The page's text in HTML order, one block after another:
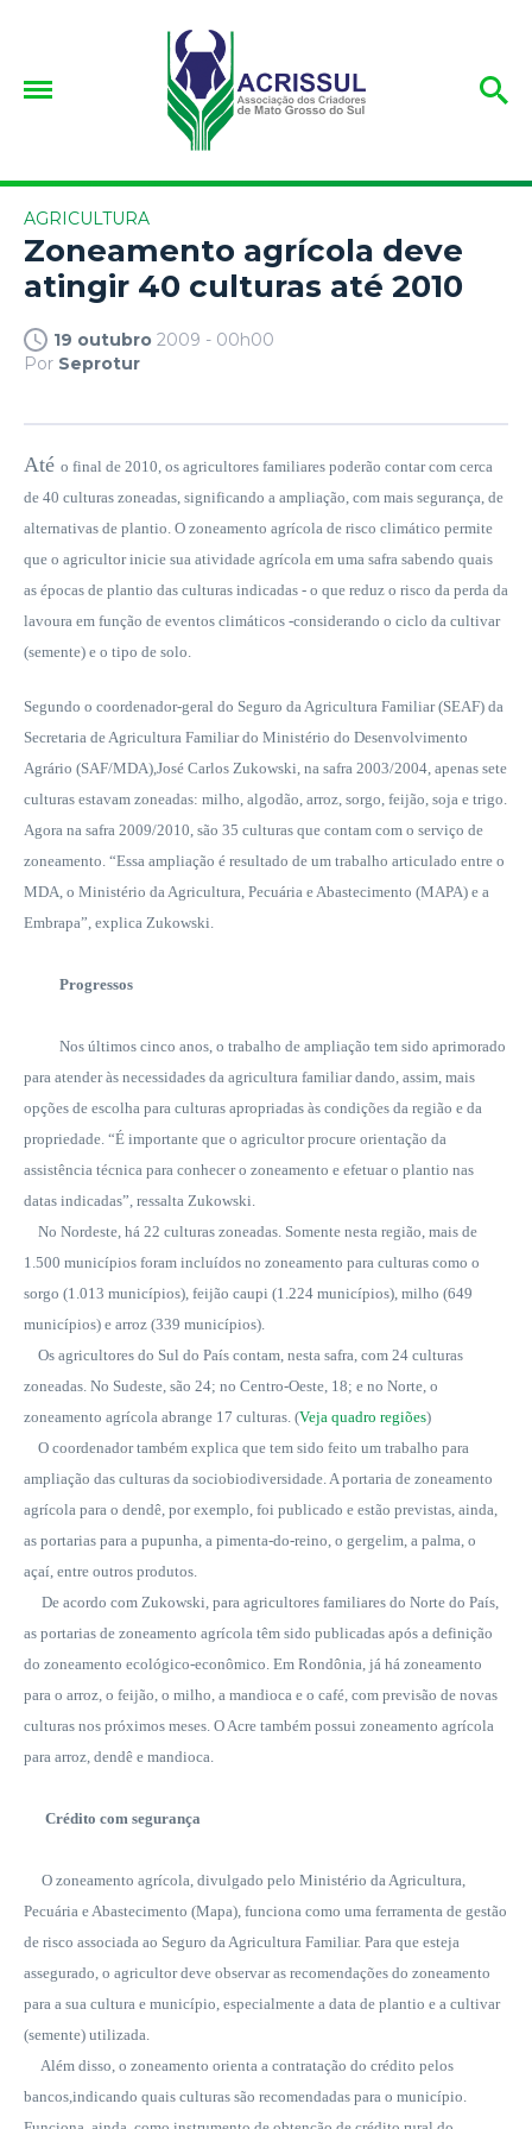
AGRICULTURA
Zoneamento agrícola deve
atingir 40 culturas até 2010
19 outubro 2009 - 00h00
Por Seprotur
Até o final de 2010, os agricultores familiares poderão contar com cerca
de 40 culturas zoneadas, significando a ampliação, com mais segurança, de
alternativas de plantio. O zoneamento agrícola de risco climático permite
que o agricultor inicie sua atividade agrícola em uma safra sabendo quais
as épocas de plantio das culturas indicadas - o que reduz o risco da perda da
lavoura em função de eventos climáticos -considerando o ciclo da cultivar
(semente) e o tipo de solo.
Segundo o coordenador-geral do Seguro da Agricultura Familiar (SEAF) da
Secretaria de Agricultura Familiar do Ministério do Desenvolvimento
Agrário (SAF/MDA),José Carlos Zukowski, na safra 2003/2004, apenas sete
culturas estavam zoneadas: milho, algodão, arroz, sorgo, feijão, soja e trigo.
Agora na safra 2009/2010, são 35 culturas que contam com o serviço de
zoneamento. “Essa ampliação é resultado de um trabalho articulado entre o
MDA, o Ministério da Agricultura, Pecuária e Abastecimento (MAPA) e a
Embrapa”, explica Zukowski.
Progressos
Nos últimos cinco anos, o trabalho de ampliação tem sido aprimorado
para atender às necessidades da agricultura familiar dando, assim, mais
opções de escolha para culturas apropriadas às condições da região e da
propriedade. “É importante que o agricultor procure orientação da
assistência técnica para conhecer o zoneamento e efetuar o plantio nas
datas indicadas”, ressalta Zukowski.
No Nordeste, há 22 culturas zoneadas. Somente nesta região, mais de
1.500 municípios foram incluídos no zoneamento para culturas como o
sorgo (1.013 municípios), feijão caupi (1.224 municípios), milho (649
municípios) e arroz (339 municípios).
Os agricultores do Sul do País contam, nesta safra, com 24 culturas
zoneadas. No Sudeste, são 24; no Centro-Oeste, 18; e no Norte, o
zoneamento agrícola abrange 17 culturas. (Veja quadro regiões)
O coordenador também explica que tem sido feito um trabalho para
ampliação das culturas da sociobiodiversidade. A portaria de zoneamento
agrícola para o dendê, por exemplo, foi publicado e estão previstas, ainda,
as portarias para a pupunha, a pimenta-do-reino, o gergelim, a palma, o
açaí, entre outros produtos.
De acordo com Zukowski, para agricultores familiares do Norte do País,
as portarias de zoneamento agrícola têm sido publicadas após a definição
do zoneamento ecológico-econômico. Em Rondônia, já há zoneamento
para o arroz, o feijão, o milho, a mandioca e o café, com previsão de novas
culturas nos próximos meses. O Acre também possui zoneamento agrícola
para arroz, dendê e mandioca.
Crédito com segurança
O zoneamento agrícola, divulgado pelo Ministério da Agricultura,
Pecuária e Abastecimento (Mapa), funciona como uma ferramenta de gestão
de risco associada ao Seguro da Agricultura Familiar. Para que esteja
assegurado, o agricultor deve observar as recomendações do zoneamento
para a sua cultura e município, especialmente a data de plantio e a cultivar
(semente) utilizada.
Além disso, o zoneamento orienta a contratação do crédito pelos
bancos,indicando quais culturas são recomendadas para o município.